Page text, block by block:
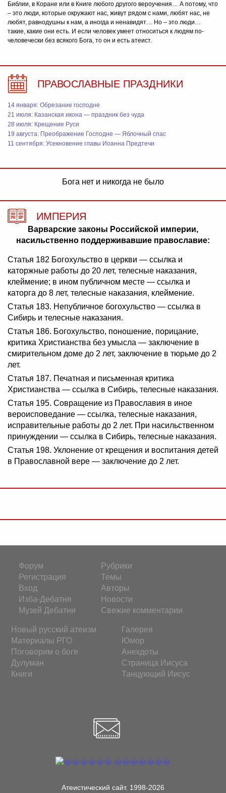
Библии, в Коране или в Книге любого другого вероучения… А потому, что
– это люди, которые окружают нас, живут рядом с нами, любят нас, не
любят, равнодушны к нам, а иногда и ненавидят… Но – это люди…
такие, какие они есть. И если человек умеет относиться к людям по-
человечески без всякого Бога, то он и есть атеист.
ПРАВОСЛАВНЫЕ ПРАЗДНИКИ
14 января: Обрезание господне
21 июля: Казанская икона — праздник без чуда
28 июля: Крещение Руси
19 августа: Преображение Господне — Яблочный спас
11 сентября: Усекновение главы Иоанна Предтечи
Бога нет и никогда не было
ИМПЕРИЯ
Варварские законы Российской империи,
насильственно поддерживавшие православие:
Статья 182 Богохульство в церкви — ссылка и
каторжные работы до 20 лет, телесные наказания,
клеймение; в ином публичном месте — ссылка и
каторга до 8 лет, телесные наказания, клеймение.
Статья 183. Непубличное богохульство — ссылка в
Сибирь и телесные наказания.
Статья 186. Богохульство, поношение, порицание,
критика Христианства без умысла — заключение в
смирительном доме до 2 лет, заключение в тюрьме до 2
лет.
Статья 187. Печатная и письменная критика
Христианства — ссылка в Сибирь, телесные наказания.
Статья 195. Совращение из Православия в иное
вероисповедание — ссылка, телесные наказания,
исправительные работы до 2 лет. При насильственном
принуждении — ссылка в Сибирь, телесные наказания.
Статья 198. Уклонение от крещения и воспитания детей
в Православной вере — заключение до 2 лет.
Форум
Регистрация
Вход
Изба-Дебатня
Музей Дебатни
Рубрики
Темы
Авторы
Новости
Свежие комментарии
Новый русский атеизм
Материалы РГО
Поговорим о боге
Дулуман
Книги
Галерея
Юмор
Анекдоты
Страница Иисуса
Танцующий Иисус
Атеистический сайт. 1998-2026